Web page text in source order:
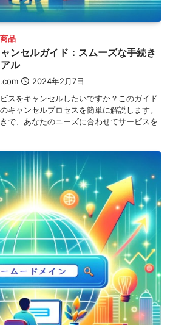
品
ンセルガイド：スムーズな手続き
ル
2024年2月7日
スをキャンセルしたいですか？このガイド
キャンセルプロセスを簡単に解説します。
で、あなたのニーズに合わせてサービスを